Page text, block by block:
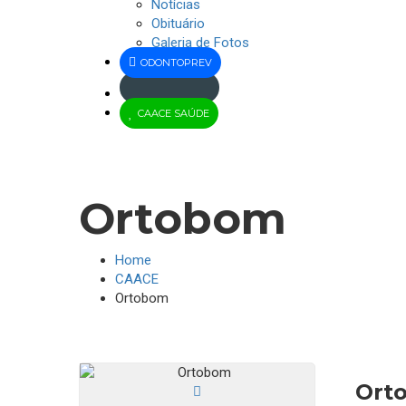
Notícias
Obituário
Galeria de Fotos
ODONTOPREV
Brasil
CAACE SAÚDE
Ortobom
Home
CAACE
Ortobom